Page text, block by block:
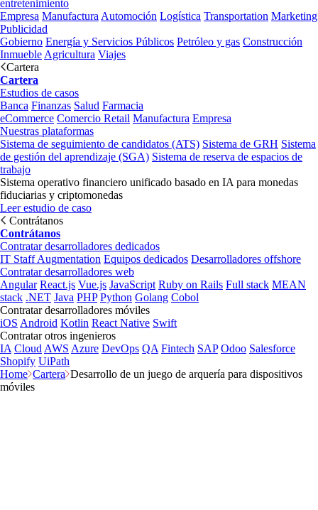
entretenimiento
Empresa Manufactura Automoción Logística Transportation Marketing
Publicidad
Gobierno Energía y Servicios Públicos Petróleo y gas Construcción
Inmueble Agricultura Viajes
Cartera
Cartera
Estudios de casos
Banca Finanzas Salud Farmacia
eCommerce Comercio Retail Manufactura Empresa
Nuestras plataformas
Sistema de seguimiento de candidatos (ATS) Sistema de GRH Sistema
de gestión del aprendizaje (SGA) Sistema de reserva de espacios de
trabajo
Sistema operativo financiero unificado basado en IA para monedas
fiduciarias y criptomonedas
Leer estudio de caso
Contrátanos
Contrátanos
Contratar desarrolladores dedicados
IT Staff Augmentation Equipos dedicados Desarrolladores offshore
Contratar desarrolladores web
Angular React.js Vue.js JavaScript Ruby on Rails Full stack MEAN
stack .NET Java PHP Python Golang Cobol
Contratar desarrolladores móviles
iOS Android Kotlin React Native Swift
Contratar otros ingenieros
IA Cloud AWS Azure DevOps QA Fintech SAP Odoo Salesforce
Shopify UiPath
Home Cartera Desarrollo de un juego de arquería para dispositivos
móviles